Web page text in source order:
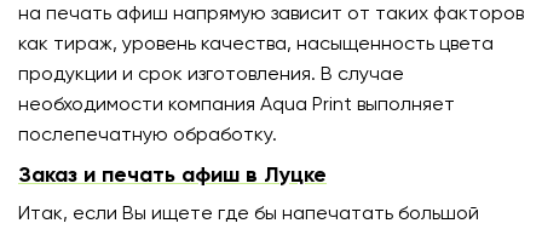
на печать афиш напрямую зависит от таких факторов
как тираж, уровень качества, насыщенность цвета
продукции и срок изготовления. В случае
необходимости компания Aqua Print выполняет
послепечатную обработку.
Заказ и печать афиш в Луцке
Итак, если Вы ищете где бы напечатать большой